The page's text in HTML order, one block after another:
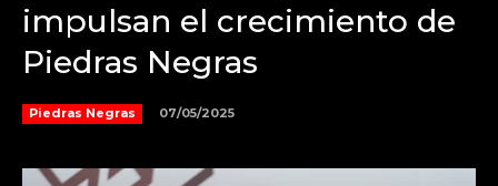
impulsan el crecimiento de
Piedras Negras
Piedras Negras 07/05/2025